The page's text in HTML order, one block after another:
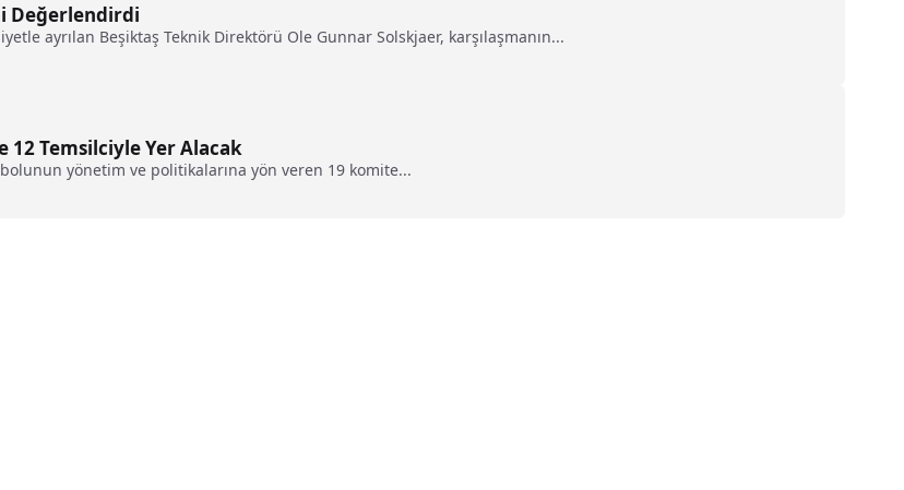
Değerlendirdi
ayrılan Beşiktaş Teknik Direktörü Ole Gunnar Solskjaer, karşılaşmanın...
Temsilciyle Yer Alacak
yönetim ve politikalarına yön veren 19 komite...